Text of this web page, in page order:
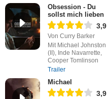
Obsession - Du
sollst mich lieben
3,9
Von Curry Barker
Mit Michael Johnston
(II), Inde Navarrette,
Cooper Tomlinson
Trailer
Michael
3,9